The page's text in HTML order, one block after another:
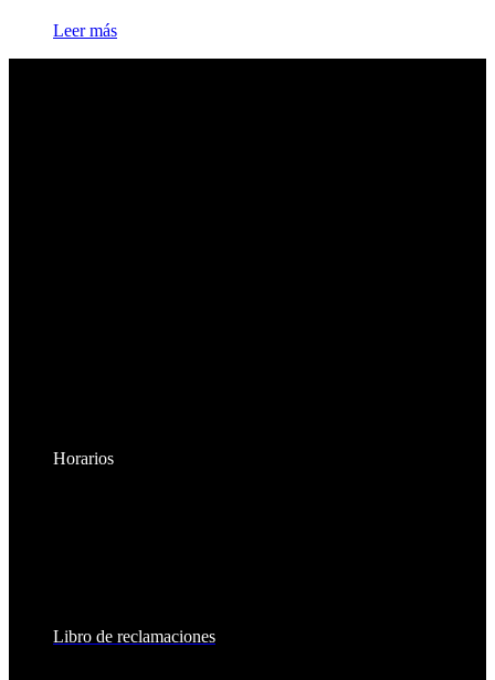
Leer más
Horarios
Libro de reclamaciones